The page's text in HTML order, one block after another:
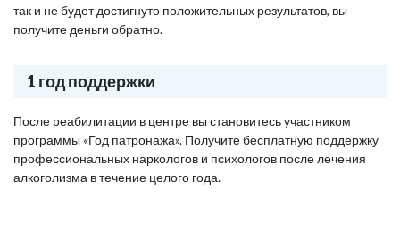
так и не будет достигнуто положительных результатов, вы
получите деньги обратно.
1 год поддержки
После реабилитации в центре вы становитесь участником
программы «Год патронажа». Получите бесплатную поддержку
профессиональных наркологов и психологов после лечения
алкоголизма в течение целого года.